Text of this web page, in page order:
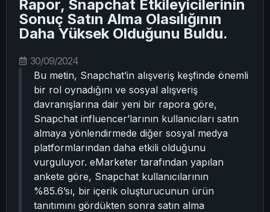
Rapor, Snapchat Etkileyicilerinin
Sonuç Satın Alma Olasılığının
Daha Yüksek Olduğunu Buldu.
30/09/2024
Bu metin, Snapchat’in alışveriş keşfinde önemli
bir rol oynadığını ve sosyal alışveriş
davranışlarına dair yeni bir rapora göre,
Snapchat influencer’larının kullanıcıları satın
almaya yönlendirmede diğer sosyal medya
platformlarından daha etkili olduğunu
vurguluyor. eMarketer tarafından yapılan
ankete göre, Snapchat kullanıcılarının
%85.6’sı, bir içerik oluşturucunun ürün
tanıtımını gördükten sonra satın alma